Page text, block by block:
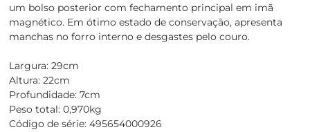
um bolso posterior com fechamento principal em imã
magnético. Em ótimo estado de conservação, apresenta
manchas no forro interno e desgastes pelo couro.
Largura: 29cm
Altura: 22cm
Profundidade: 7cm
Peso total: 0,970kg
Código de série: 495654000926